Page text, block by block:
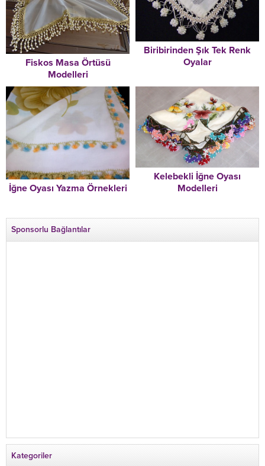
Fiskos Masa Örtüsü
Modelleri
Biribirinden Şık Tek Renk
Oyalar
İğne Oyası Yazma Örnekleri
Kelebekli İğne Oyası
Modelleri
Sponsorlu Bağlantılar
Kategoriler